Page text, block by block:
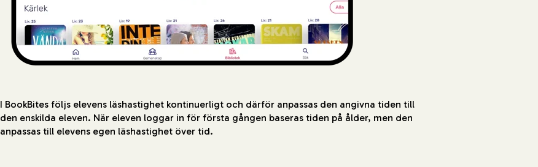
I BookBites följs elevens läshastighet kontinuerligt och därför anpassas den angivna tiden till
den enskilda eleven. När eleven loggar in för första gången baseras tiden på ålder, men den
anpassas till elevens egen läshastighet över tid.